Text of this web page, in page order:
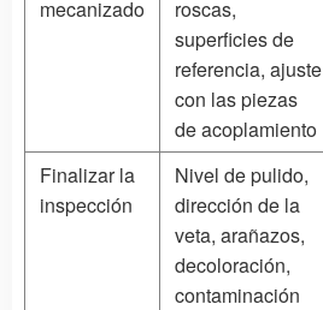
mecanizado
roscas,
superficies de
referencia, ajuste
con las piezas
de acoplamiento
Finalizar la
inspección
Nivel de pulido,
dirección de la
veta, arañazos,
decoloración,
contaminación